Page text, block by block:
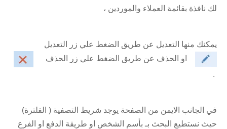
لك نافذة بقائمة العملاء والموردين ،
يمكنك منها التعديل عن طريق الضغط علي زر التعديل
او الحذف عن طريق الضغط علي زر الحذف
.
في الجانب الايمن من الصفحة يوجد شريط التصفية ( الفلترة)
حيث نستطيع البحث بـ بأسم الشخص او طريقة الدفع او الفرع